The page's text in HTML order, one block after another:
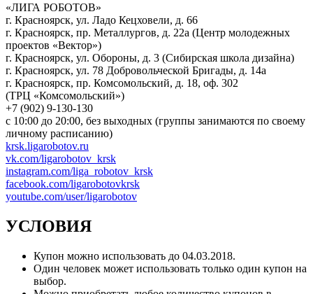
«ЛИГА РОБОТОВ»
г. Красноярск, ул. Ладо Кецховели, д. 66
г. Красноярск, пр. Металлургов, д. 22а (Центр молодежных
проектов «Вектор»)
г. Красноярск, ул. Обороны, д. 3 (Сибирская школа дизайна)
г. Красноярск, ул. 78 Добровольческой Бригады, д. 14а
г. Красноярск, пр. Комсомольский, д. 18, оф. 302
(ТРЦ «Комсомольский»)
+7 (902) 9-130-130
с 10:00 до 20:00, без выходных (группы занимаются по своему
личному расписанию)
krsk.ligarobotov.ru
vk.com/ligarobotov_krsk
instagram.com/liga_robotov_krsk
facebook.com/ligarobotovkrsk
youtube.com/user/ligarobotov
УСЛОВИЯ
Купон можно использовать до 04.03.2018.
Один человек может использовать только один купон на
выбор.